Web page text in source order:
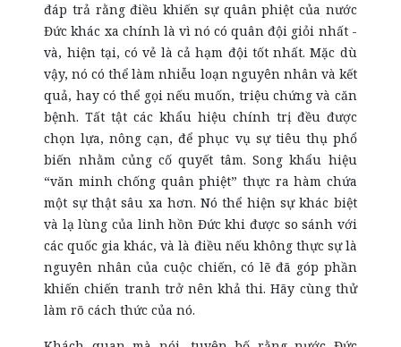
đáp trả rằng điều khiến sự quân phiệt của nước
Đức khác xa chính là vì nó có quân đội giỏi nhất -
và, hiện tại, có vẻ là cả hạm đội tốt nhất. Mặc dù
vậy, nó có thể làm nhiễu loạn nguyên nhân và kết
quả, hay có thể gọi nếu muốn, triệu chứng và căn
bệnh. Tất tật các khẩu hiệu chính trị đều được
chọn lựa, nông cạn, để phục vụ sự tiêu thụ phổ
biến nhằm củng cố quyết tâm. Song khẩu hiệu
“văn minh chống quân phiệt” thực ra hàm chứa
một sự thật sâu xa hơn. Nó thể hiện sự khác biệt
và lạ lùng của linh hồn Đức khi được so sánh với
các quốc gia khác, và là điều nếu không thực sự là
nguyên nhân của cuộc chiến, có lẽ đã góp phần
khiến chiến tranh trở nên khả thi. Hãy cùng thử
làm rõ cách thức của nó.